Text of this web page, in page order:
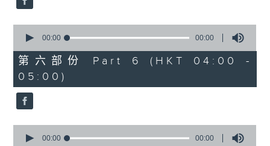
seconds
0
seconds
00:00 00:00
第六部份 Part 6 (HKT 04:00 -
05:00)
seconds
00:00 00:00